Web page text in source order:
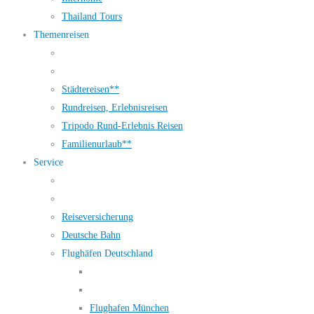
Thailand Tours
Themenreisen
Städtereisen**
Rundreisen, Erlebnisreisen
Tripodo Rund-Erlebnis Reisen
Familienurlaub**
Service
Reiseversicherung
Deutsche Bahn
Flughäfen Deutschland
Flughafen München